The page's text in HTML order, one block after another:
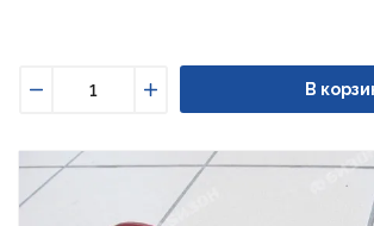
Увеличить
В